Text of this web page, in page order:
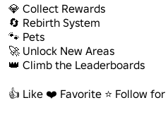
💎 Collect Rewards
🔄 Rebirth System
🐾 Pets
🚀 Unlock New Areas
👑 Climb the Leaderboards
👍 Like ❤️ Favorite ⭐ Follow for